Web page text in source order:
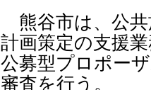
熊谷市は、公共
計画策定の支援
公募型プロポー
審査を行う。